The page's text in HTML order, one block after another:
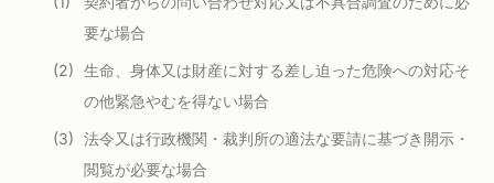
要な場合
生命、身体又は財産に対する差し迫った危険への対応そ
の他緊急やむを得ない場合
法令又は行政機関・裁判所の適法な要請に基づき開示・
閲覧が必要な場合